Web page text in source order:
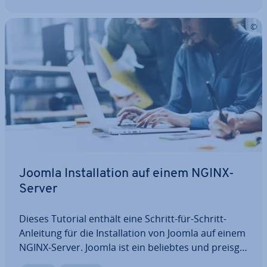
Joomla In­stal­la­ti­on auf einem NGINX-
Server
Dieses Tutorial enthält eine Schritt-für-Schritt-
Anleitung für die In­stal­la­ti­on von Joomla auf einem
NGINX-Server. Joomla ist ein beliebtes und preis­ge­